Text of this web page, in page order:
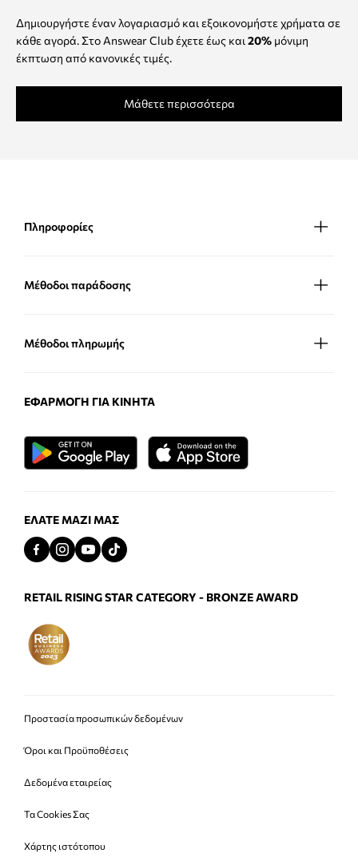
Δημιουργήστε έναν λογαριασμό και εξοικονομήστε χρήματα σε
κάθε αγορά. Στο Answear Club έχετε έως και 20% μόνιμη
έκπτωση από κανονικές τιμές.
Μάθετε περισσότερα
Πληροφορίες
Μέθοδοι παράδοσης
Μέθοδοι πληρωμής
ΕΦΑΡΜΟΓΉ ΓΙΑ ΚΙΝΗΤΆ
ΕΛΆΤΕ ΜΑΖΊ ΜΑΣ
RETAIL RISING STAR CATEGORY - BRONZE AWARD
Προστασία προσωπικών δεδομένων
Όροι και Προϋποθέσεις
Δεδομένα εταιρείας
Τα Cookies Σας
Χάρτης ιστότοπου